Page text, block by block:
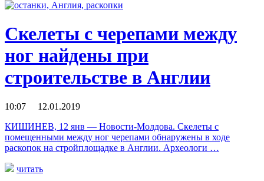
Скелеты с черепами между
ног найдены при
строительстве в Англии
10:07 12.01.2019
КИШИНЕВ, 12 янв — Новости-Молдова. Скелеты с
помещенными между ног черепами обнаружены в ходе
раскопок на стройплощадке в Англии. Археологи …
читать